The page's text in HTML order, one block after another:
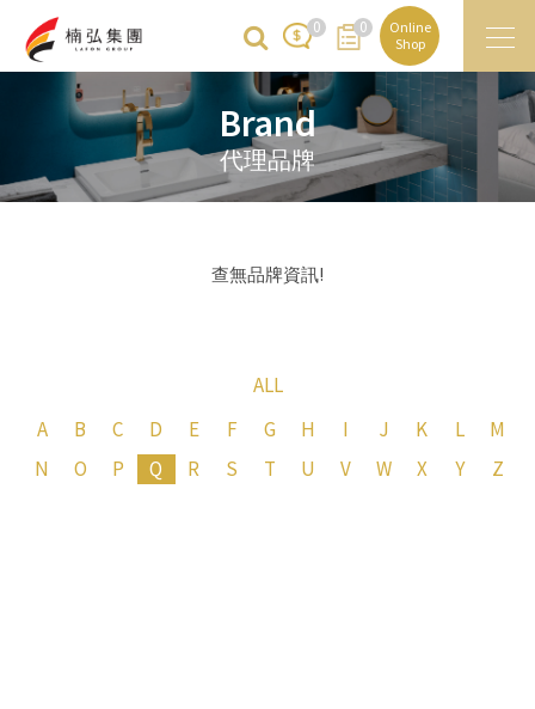
0 0
Online
Shop
Brand
代理品牌
查無品牌資訊!
ALL
A
B C D E F G H I J K L
M
N
O P Q R S T U V W X Y Z